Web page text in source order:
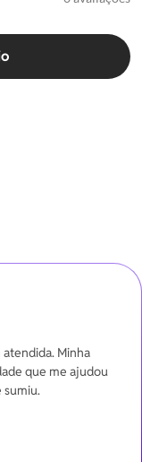
Minha
que me ajudou
sumiu.